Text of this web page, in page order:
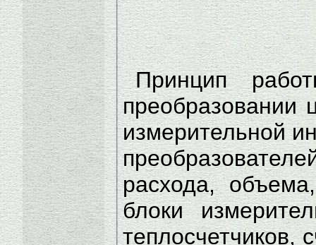
Принцип
преобразовании
измерительной
расхода,
блоки
теплосчетчиков,